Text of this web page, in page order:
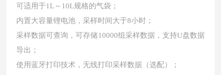
可适用于1L～10L规格的气袋；
内置大容量锂电池，采样时间大于8小时；
采样数据可查询，可存储10000组采样数据，支持U盘数据
导出；
使用蓝牙打印技术，无线打印采样数据（选配）；